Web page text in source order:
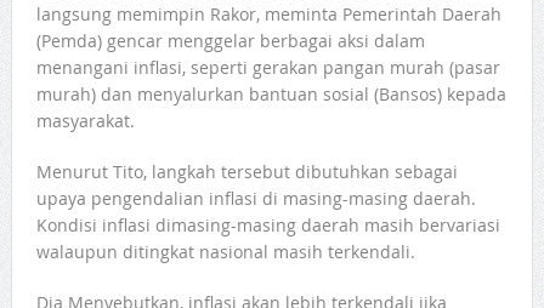
langsung memimpin Rakor, meminta Pemerintah Daerah
(Pemda) gencar menggelar berbagai aksi dalam
menangani inflasi, seperti gerakan pangan murah (pasar
murah) dan menyalurkan bantuan sosial (Bansos) kepada
masyarakat.
Menurut Tito, langkah tersebut dibutuhkan sebagai
upaya pengendalian inflasi di masing-masing daerah.
Kondisi inflasi dimasing-masing daerah masih bervariasi
walaupun ditingkat nasional masih terkendali.
Dia Menyebutkan, inflasi akan lebih terkendali jika